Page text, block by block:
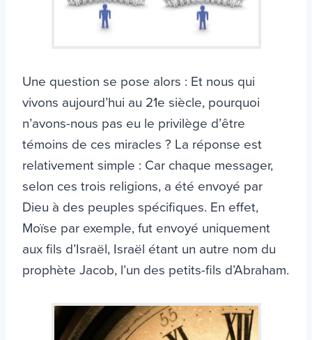
Une question se pose alors : Et nous qui
vivons aujourd’hui au 21e siècle, pourquoi
n’avons-nous pas eu le privilège d’être
témoins de ces miracles ? La réponse est
relativement simple : Car chaque messager,
selon ces trois religions, a été envoyé par
Dieu à des peuples spécifiques. En effet,
Moïse par exemple, fut envoyé uniquement
aux fils d’Israël, Israël étant un autre nom du
prophète Jacob, l’un des petits-fils d’Abraham.